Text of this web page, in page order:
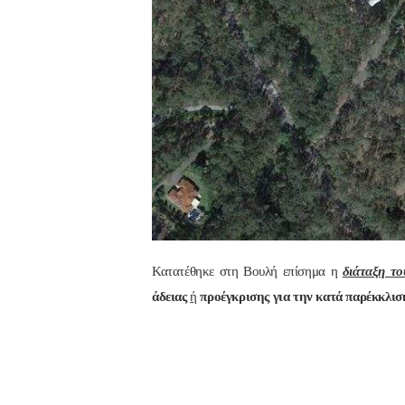
Κατατέθηκε στη Βουλή επίσημα η διάταξη
άδειας ή προέγκρισης για την κατά